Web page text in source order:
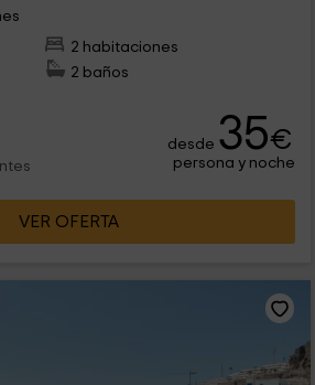
2 habitaciones
2 baños
desde 35€
persona y noche
VER OFERTA